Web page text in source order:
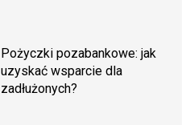
Pożyczki pozabankowe: jak
uzyskać wsparcie dla
zadłużonych?